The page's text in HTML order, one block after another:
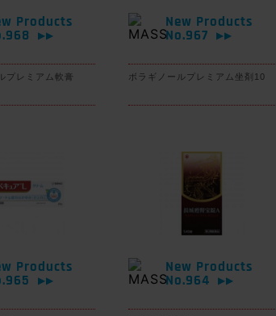
Products
▶▶
プレミアム軟膏
New Products
No.967
▶▶
ボラギノールプレミアム坐剤10
Products
▶▶
New Products
No.964
▶▶